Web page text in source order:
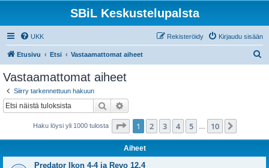
SBiL Keskustelupalsta
UKK Kirjaudu sisään
Rekisteröidy
Etusivu Etsi Vastaamattomat aiheet
Vastaamattomat aiheet
Siirry tarkennettuun hakuun
Etsi
Haku löysi yli 1000 tulosta Sivu /10
1 2 3 4 5 10
Aiheet
Predator Ikon 4-4 ja Revo 12.4